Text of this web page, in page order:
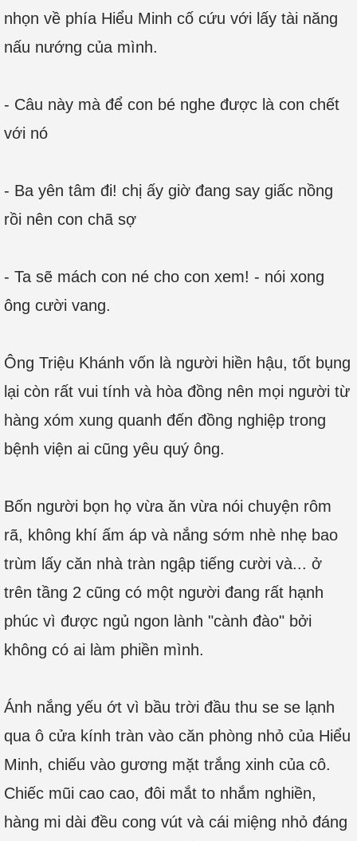
nhọn về phía Hiểu Minh cố cứu với lấy tài năng
nấu nướng của mình.
- Câu này mà để con bé nghe được là con chết
với nó
- Ba yên tâm đi! chị ấy giờ đang say giấc nồng
rồi nên con chã sợ
- Ta sẽ mách con né cho con xem! - nói xong
ông cười vang.
Ông Triệu Khánh vốn là người hiền hậu, tốt bụng
lại còn rất vui tính và hòa đồng nên mọi người từ
hàng xóm xung quanh đến đồng nghiệp trong
bệnh viện ai cũng yêu quý ông.
Bốn người bọn họ vừa ăn vừa nói chuyện rôm
rã, không khí ấm áp và nắng sớm nhè nhẹ bao
trùm lấy căn nhà tràn ngập tiếng cười và... ở
trên tầng 2 cũng có một người đang rất hạnh
phúc vì được ngủ ngon lành "cành đào" bởi
không có ai làm phiền mình.
Ánh nắng yếu ớt vì bầu trời đầu thu se se lạnh
qua ô cửa kính tràn vào căn phòng nhỏ của Hiểu
Minh, chiếu vào gương mặt trắng xinh của cô.
Chiếc mũi cao cao, đôi mắt to nhắm nghiền,
hàng mi dài đều cong vút và cái miệng nhỏ đáng